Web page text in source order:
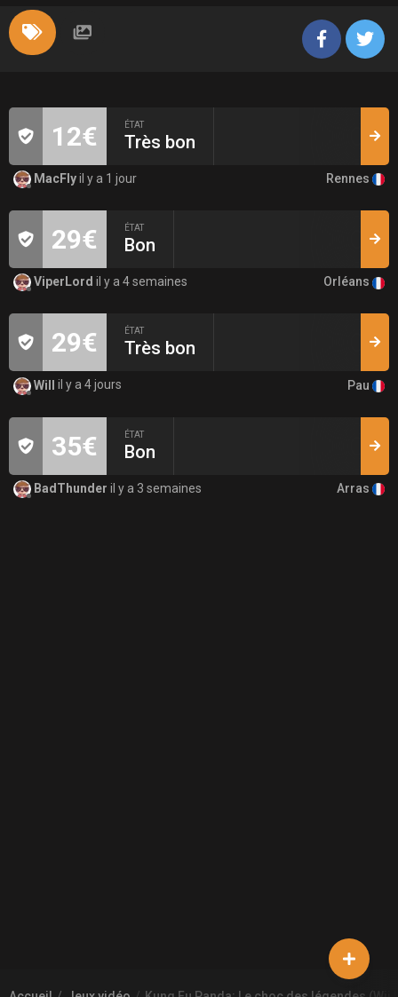
12€ ÉTAT
Très bon
MacFlyil y a 1 jour Rennes
29€ ÉTAT
Bon
ViperLord il y a 4 semaines Orléans
29€ ÉTAT
Très bon
Will il y a 4 jours Pau
35€ ÉTAT
Bon
BadThunder il y a 3 semaines Arras